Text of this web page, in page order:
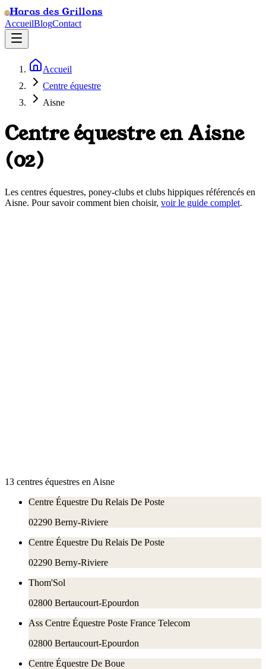
Haras des Grillons
AccueilBlogContact
Accueil
Centre équestre
Aisne
Centre équestre enAisne
(02)
Les centres équestres, poney-clubs et clubs hippiques référencés en
Aisne. Pour savoir comment bien choisir, voir le guide complet.
13 centres équestres en Aisne
Centre Équestre Du Relais De Poste
02290 Berny-Riviere
Centre Équestre Du Relais De Poste
02290 Berny-Riviere
Thom'Sol
02800 Bertaucourt-Epourdon
Ass Centre Équestre Poste France Telecom
02800 Bertaucourt-Epourdon
Centre Équestre De Boue